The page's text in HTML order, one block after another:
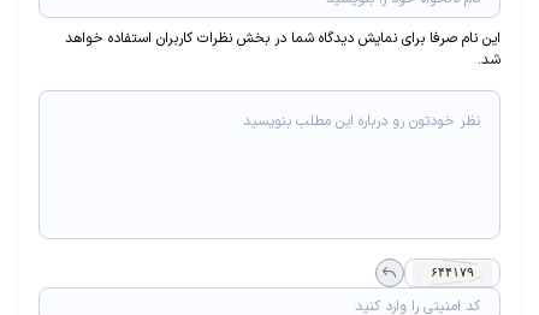
این نام صرفا برای نمایش دیدگاه شما در بخش نظرات کاربران استفاده خواهد
شد.